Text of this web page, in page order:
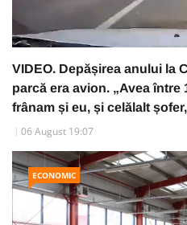
VIDEO. Depășirea anului la
parcă era avion. „Avea între
frânam și eu, și celălalt
06 August 19:07
ECONOMIC